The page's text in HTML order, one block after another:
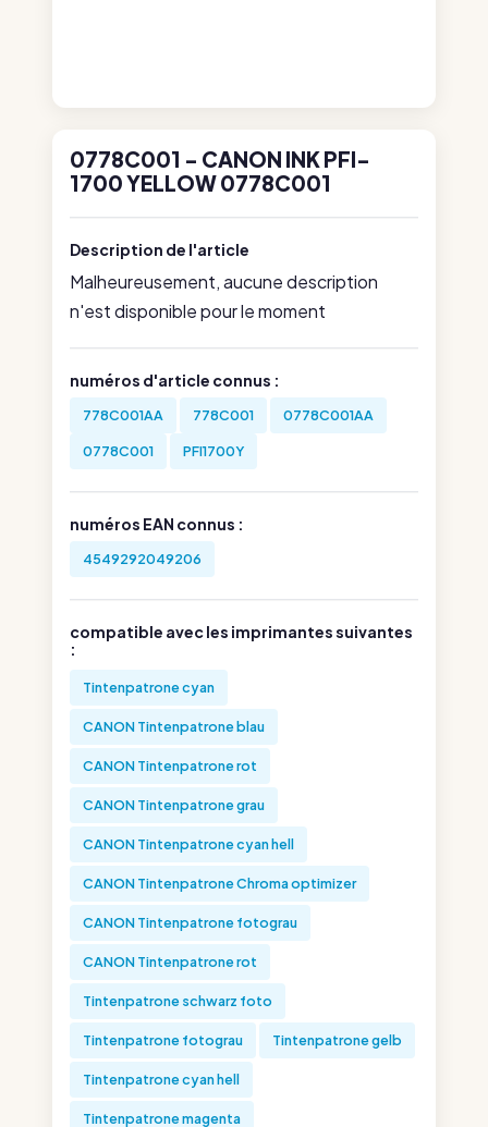
0778C001 - CANON INK PFI-
1700 YELLOW 0778C001
Description de l'article
Malheureusement, aucune description
n'est disponible pour le moment
numéros d'article connus :
778C001AA 778C001 0778C001AA
0778C001 PFI1700Y
numéros EAN connus :
4549292049206
compatible avec les imprimantes suivantes
:
Tintenpatrone cyan
CANON Tintenpatrone blau
CANON Tintenpatrone rot
CANON Tintenpatrone grau
CANON Tintenpatrone cyan hell
CANON Tintenpatrone Chroma optimizer
CANON Tintenpatrone fotograu
CANON Tintenpatrone rot
Tintenpatrone schwarz foto
Tintenpatrone fotograu Tintenpatrone gelb
Tintenpatrone cyan hell
Tintenpatrone magenta